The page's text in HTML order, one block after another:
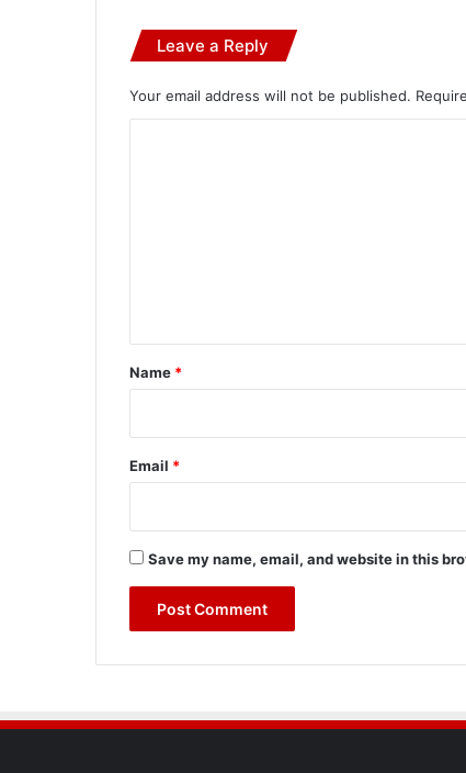
Leave a Reply
Your email address will not be published.
*
Name *
Email *
Save my name, email, and website in this